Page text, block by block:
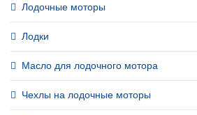
Лодочные моторы
Лодки
Масло для лодочного мотора
Чехлы на лодочные моторы